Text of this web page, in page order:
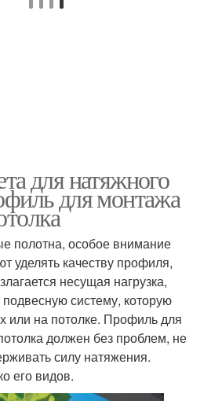
для натяжного
для монтажа
полотна, особое внимание
уделять качеству профиля,
несущая нагрузка,
систему, которую
или на потолке. Профиль для
должен без проблем, не
силу натяжения.
его видов.